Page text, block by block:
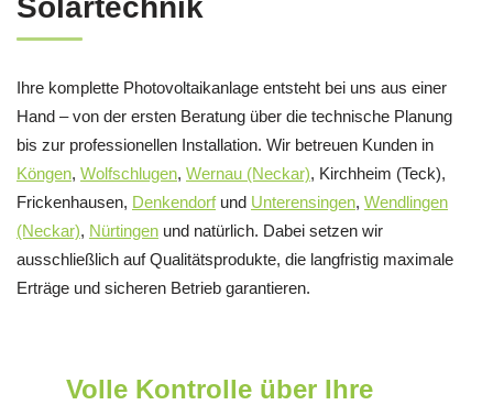
Solartechnik
Ihre komplette Photovoltaikanlage entsteht bei uns aus einer
Hand – von der ersten Beratung über die technische Planung
bis zur professionellen Installation. Wir betreuen Kunden in
Köngen, Wolfschlugen, Wernau (Neckar), Kirchheim (Teck),
Frickenhausen, Denkendorfund Unterensingen, Wendlingen
(Neckar), Nürtingen und natürlich. Dabei setzen wir
ausschließlich auf Qualitätsprodukte, die langfristig maximale
Erträge und sicheren Betrieb garantieren.
Volle Kontrolle über Ihre